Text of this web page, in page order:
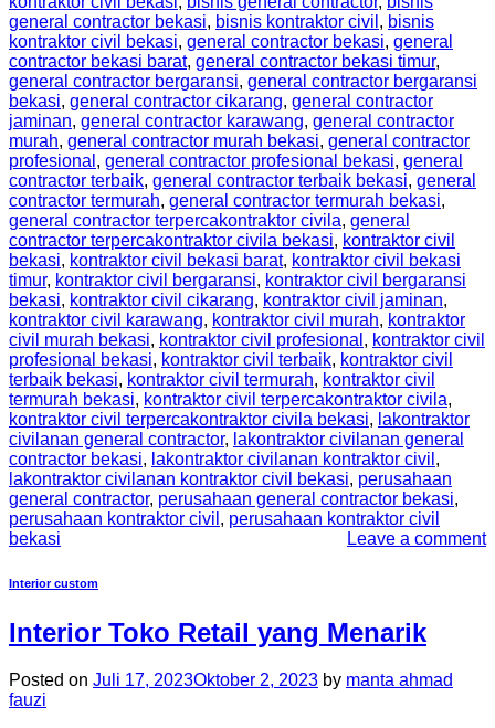
general contractor bekasi, bisnis kontraktor civil , bisnis
kontraktor civil bekasi, general contractor bekasi, general
contractor bekasi barat, general contractor bekasi timur,
general contractor bergaransi, general contractor bergaransi
bekasi, general contractor cikarang, general contractor
jaminan, general contractor karawang, general contractor
murah, general contractor murah bekasi, general contractor
profesional , general contractor profesional bekasi, general
contractor terbaik, general contractor terbaik bekasi, general
contractor termurah, general contractor termurah bekasi,
general contractor terpercakontraktor civila, general
contractor terpercakontraktor civila bekasi, kontraktor civil
bekasi, kontraktor civil bekasi barat, kontraktor civil bekasi
timur, kontraktor civil bergaransi, kontraktor civil bergaransi
bekasi, kontraktor civil cikarang, kontraktor civil jaminan,
kontraktor civil karawang, kontraktor civil murah, kontraktor
civil murah bekasi, kontraktor civil profesional , kontraktor civil
profesional bekasi, kontraktor civil terbaik, kontraktor civil
terbaik bekasi, kontraktor civil termurah, kontraktor civil
termurah bekasi, kontraktor civil terpercakontraktor civila,
kontraktor civil terpercakontraktor civila bekasi, lakontraktor
civilanan general contractor, lakontraktor civilanan general
contractor bekasi, lakontraktor civilanan kontraktor civil ,
lakontraktor civilanan kontraktor civil bekasi, perusahaan
general contractor, perusahaan general contractor bekasi,
perusahaan kontraktor civil , perusahaan kontraktor civil
bekasi
Leave a comment
Interior custom
Interior Toko Retail yang Menarik
Posted on Juli 17, 2023Oktober 2, 2023 by manta ahmad
fauzi